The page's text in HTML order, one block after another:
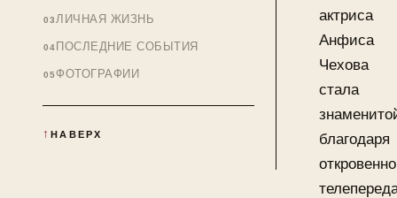
ЛИЧНАЯ ЖИЗНЬ
ПОСЛЕДНИЕ СОБЫТИЯ
ФОТОГРАФИИ
НАВЕРХ
актриса
Анфиса
Чехова
стала
благодаря